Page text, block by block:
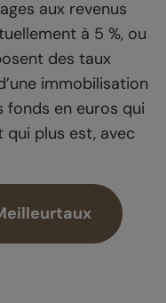
aux revenus
à 5 %, ou
des taux
immobilisation
fonds en euros qui
plus est, avec